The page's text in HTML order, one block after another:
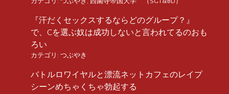
『汗だくセックスするならどのグループ？』
で、Cを選ぶ奴は成功しないと言われてるのおも
ろい
カテゴリ: つぶやき
バトルロワイヤルと漂流ネットカフェのレイプ
シーンめちゃくちゃ勃起する